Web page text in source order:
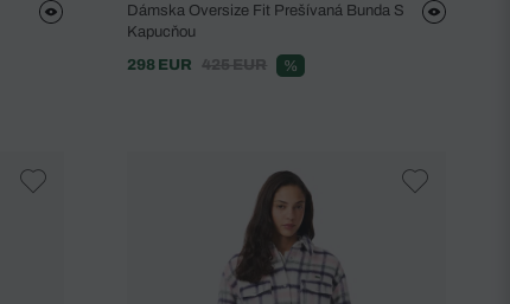
Dámska Oversize Fit Prešívaná Bunda S
Kapucňou
298 EUR
425 EUR %